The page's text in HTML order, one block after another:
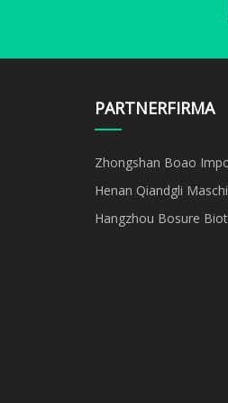
PARTNERFIRMA
Zhongshan Boao
Henan Qiandgli
Hangzhou Bosure